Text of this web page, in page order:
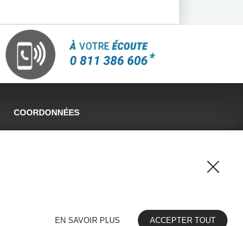
COORDONNÉES
EN SAVOIR PLUS ACCEPTER TOUT